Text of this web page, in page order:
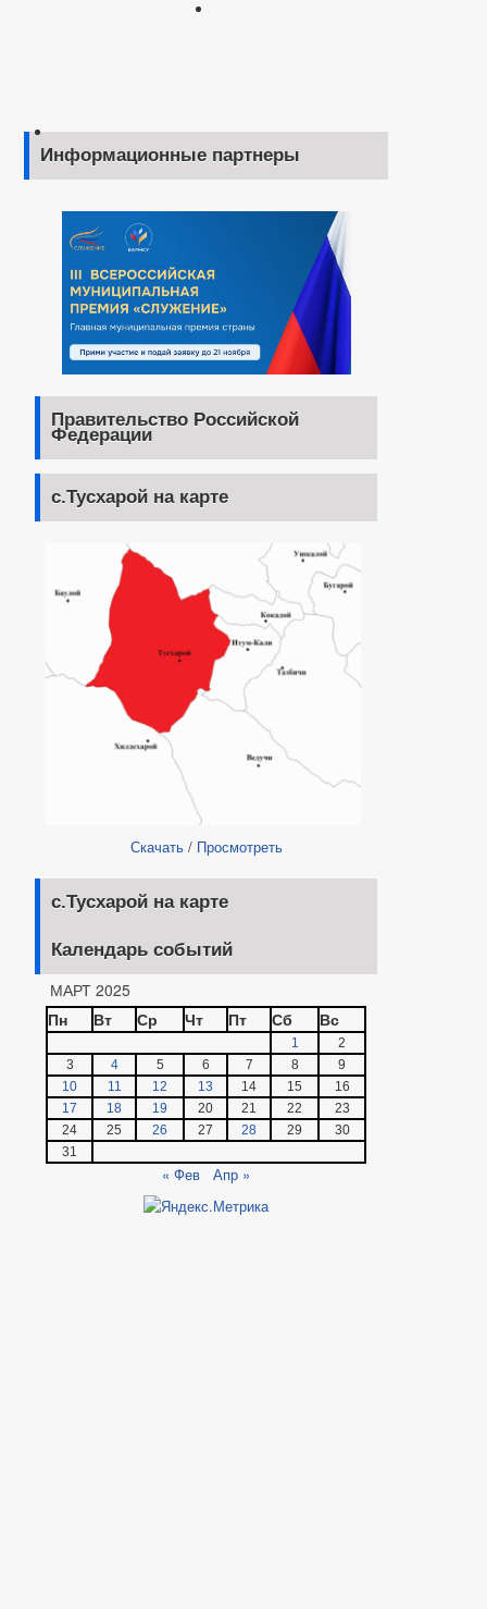
Информационные партнеры
Правительство Российской
Федерации
с.Тусхарой на карте
Скачать/ Просмотреть
с.Тусхарой на карте
Календарь событий
МАРТ 2025
Пн
Вт Ср Чт Пт Сб Вс
1
2
3
4 5 6 7 8
9
10
11 12 13 14 15
16
17
18 19 20 21 22
23
24
25 26 27 28 29
30
31
« Фев Апр »